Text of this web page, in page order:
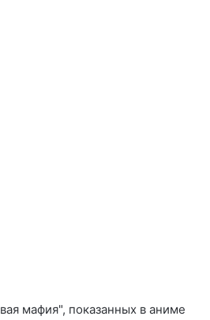
мафия", показанных в аниме